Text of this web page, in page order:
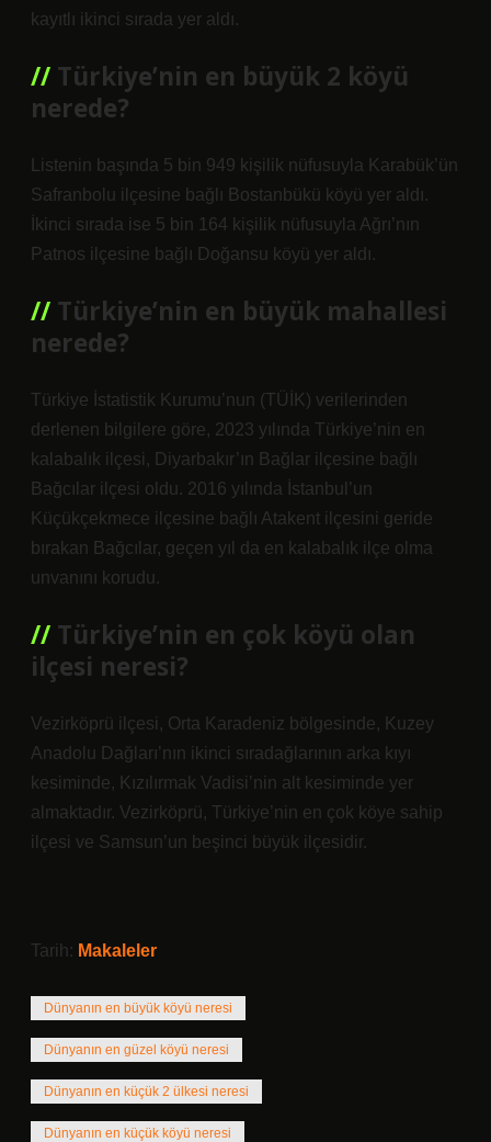
kayıtlı ikinci sırada yer aldı.
Türkiye’nin en büyük 2 köyü
nerede?
Listenin başında 5 bin 949 kişilik nüfusuyla Karabük’ün
Safranbolu ilçesine bağlı Bostanbükü köyü yer aldı.
İkinci sırada ise 5 bin 164 kişilik nüfusuyla Ağrı’nın
Patnos ilçesine bağlı Doğansu köyü yer aldı.
Türkiye’nin en büyük mahallesi
nerede?
Türkiye İstatistik Kurumu’nun (TÜİK) verilerinden
derlenen bilgilere göre, 2023 yılında Türkiye’nin en
kalabalık ilçesi, Diyarbakır’ın Bağlar ilçesine bağlı
Bağcılar ilçesi oldu. 2016 yılında İstanbul’un
Küçükçekmece ilçesine bağlı Atakent ilçesini geride
bırakan Bağcılar, geçen yıl da en kalabalık ilçe olma
unvanını korudu.
Türkiye’nin en çok köyü olan
ilçesi neresi?
Vezirköprü ilçesi, Orta Karadeniz bölgesinde, Kuzey
Anadolu Dağları’nın ikinci sıradağlarının arka kıyı
kesiminde, Kızılırmak Vadisi’nin alt kesiminde yer
almaktadır. Vezirköprü, Türkiye’nin en çok köye sahip
ilçesi ve Samsun’un beşinci büyük ilçesidir.
Tarih: Makaleler
Dünyanın en büyük köyü neresi
Dünyanın en güzel köyü neresi
Dünyanın en küçük 2 ülkesi neresi
Dünyanın en küçük köyü neresi